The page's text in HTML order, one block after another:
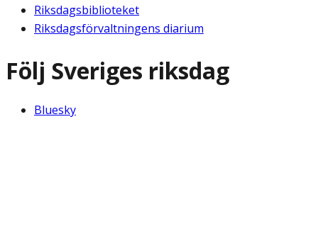
Riksdagsbiblioteket
Riksdagsförvaltningens diarium
Följ Sveriges riksdag
Bluesky